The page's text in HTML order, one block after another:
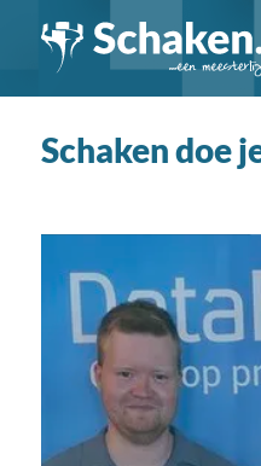
Schaken doe